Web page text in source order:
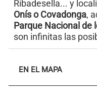
Ribadesella... y
Onís o Covadonga,
Parque Nacional de
son infinitas las
EN EL MAPA